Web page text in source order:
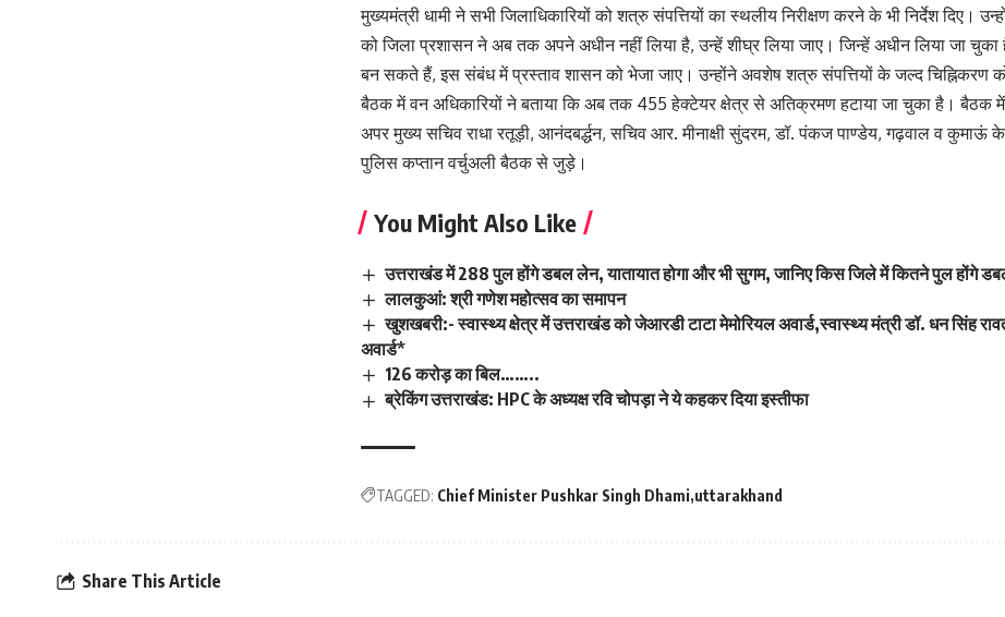
मुख्यमंत्री धामी ने सभी जिलाधिकारियों को शत्रु संपत्तियों का स्थलीय निरीक्षण करने के भी निर्देश दिए।
को जिला प्रशासन ने अब तक अपने अधीन नहीं लिया है, उन्हें शीघ्र लिया जाए। जिन्हें अधीन लिया जा
बन सकते हैं, इस संबंध में प्रस्ताव शासन को भेजा जाए। उन्होंने अवशेष शत्रु संपत्तियों के जल्द चिह्निकरण
बैठक में वन अधिकारियों ने बताया कि अब तक 455 हेक्टेयर क्षेत्र से अतिक्रमण हटाया जा चुका है। बैठक
अपर मुख्य सचिव राधा रतूड़ी, आनंदबर्द्धन, सचिव आर. मीनाक्षी सुंदरम, डॉ. पंकज पाण्डेय, गढ़वाल व कुमाऊं
पुलिस कप्तान वर्चुअली बैठक से जुड़े।
You Might Also Like
उत्तराखंड में 288 पुल होंगे डबल लेन, यातायात होगा और भी सुगम, जानिए किस जिले में कितने पुल होंगे
लालकुआं: श्री गणेश महोत्सव का समापन
खुशखबरी:- स्वास्थ्य क्षेत्र में उत्तराखंड को जेआरडी टाटा मेमोरियल अवार्ड,स्वास्थ्य मंत्री डॉ. धन सिंह
अवार्ड*
126 करोड़ का बिल……..
ब्रेकिंग उत्तराखंड: HPC के अध्यक्ष रवि चोपड़ा ने ये कहकर दिया इस्तीफा
TAGGED: Chief Minister Pushkar Singh Dhami uttarakhand
Share This Article